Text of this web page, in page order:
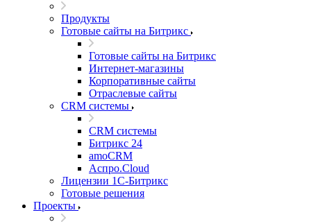
Продукты
Готовые сайты на Битрикс
Готовые сайты на Битрикс
Интернет-магазины
Корпоративные сайты
Отраслевые сайты
CRM системы
CRM системы
Битрикс 24
amoCRM
Аспро.Cloud
Лицензии 1С-Битрикс
Готовые решения
Проекты